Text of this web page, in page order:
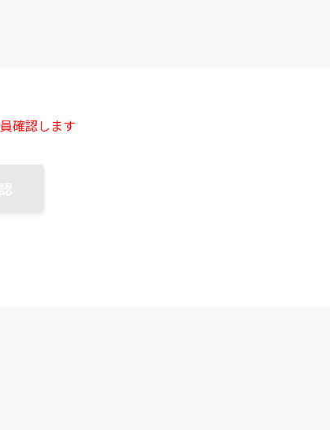
確認します